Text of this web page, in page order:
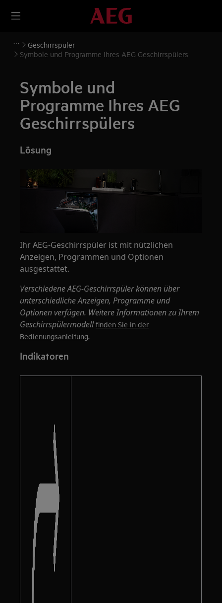
Geschirrspüler
Symbole und Programme Ihres AEG Geschirrspülers
Symbole und
Programme Ihres AEG
Geschirrspülers
Lösung
Ihr AEG-Geschirrspüler ist mit nützlichen
Anzeigen, Programmen und Optionen
ausgestattet.
Verschiedene AEG-Geschirrspüler können über
unterschiedliche Anzeigen, Programme und
Optionen verfügen. Weitere Informationen zu Ihrem
Geschirrspülermodellfinden Sie in der
Bedienungsanleitung.
Indikatoren